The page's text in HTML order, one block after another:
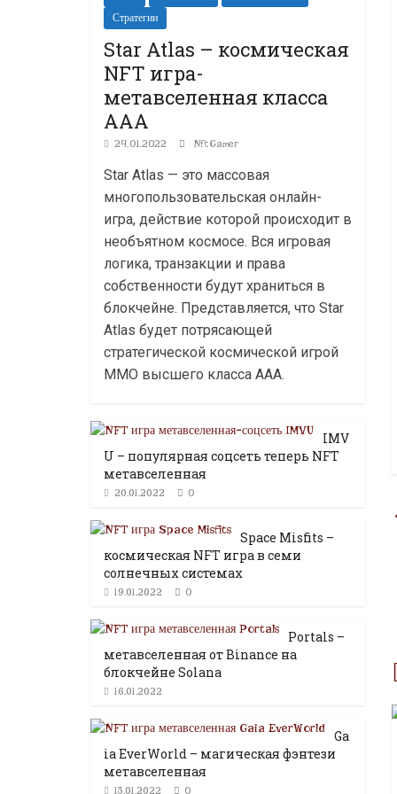
Стратегии
Star Atlas – космическая
NFT игра-
метавселенная класса
ААА
24.01.2022 NftGamer
Star Atlas — это массовая
многопользовательская онлайн-
игра, действие которой происходит в
необъятном космосе. Вся игровая
логика, транзакции и права
собственности будут храниться в
блокчейне. Представляется, что Star
Atlas будет потрясающей
стратегической космической игрой
MMO высшего класса ААА.
IMV
U – популярная соцсеть теперь NFT
метавселенная
20.01.2022 0
Space Misfits –
космическая NFT игра в семи
солнечных системах
19.01.2022 0
Portals –
метавселенная от Binance на
блокчейне Solana
16.01.2022
Ga
ia EverWorld – магическая фэнтези
метавселенная
13.01.2022 0